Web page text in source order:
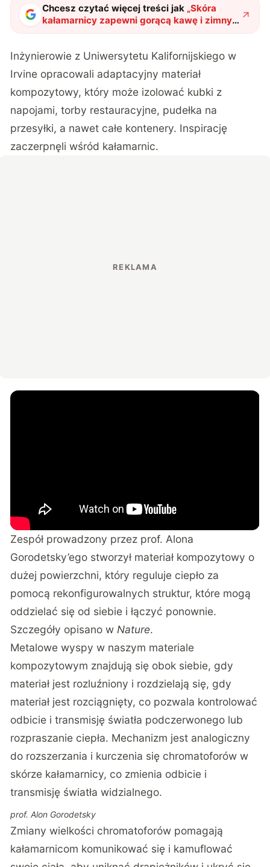
Chcesz czytać więcej treści jak „Skóra
kałamarnicy zapewni gorącą kawę i zimny
kubek jednocześnie"?
Inżynierowie z Uniwersytetu Kalifornijskiego w
Irvine opracowali adaptacyjny materiał
kompozytowy, który może izolować kubki z
napojami, torby restauracyjne, pudełka na
przesyłki, a nawet całe kontenery. Inspirację
zaczerpnęli wśród kałamarnic.
Zespół prowadzony przez prof. Alona
Gorodetsky’ego stworzył materiał kompozytowy o
dużej powierzchni, który reguluje ciepło za
pomocą rekonfigurowalnych struktur, które mogą
oddzielać się od siebie i łączyć ponownie.
Szczegóły opisano wNature.
Metalowe wyspy w naszym materiale
kompozytowym znajdują się obok siebie, gdy
materiał jest rozluźniony i rozdzielają się, gdy
materiał jest rozciągnięty, co pozwala kontrolować
odbicie i transmisję światła podczerwonego lub
rozpraszanie ciepła. Mechanizm jest analogiczny
do rozszerzania i kurczenia się chromatoforów w
skórze kałamarnicy, co zmienia odbicie i
transmisję światła widzialnego.
prof. Alon Gorodetsky
Zmiany wielkości chromatoforów pomagają
kałamarnicom komunikować się i kamuflować